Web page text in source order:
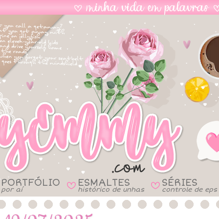
PORTFÓLIO
por aí B ESMALTES
histórico de unhas B SÉRIES
controle de eps